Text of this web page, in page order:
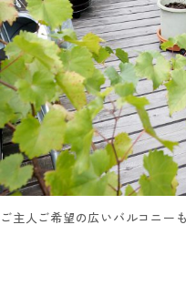
ご主人ご希望の広いバルコニー